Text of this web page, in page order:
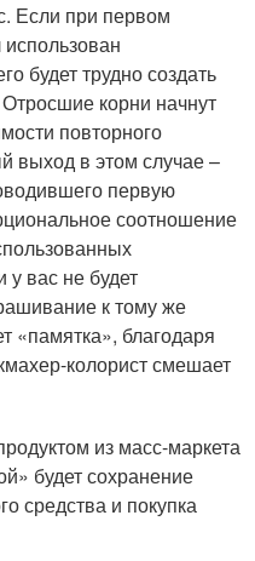
Если при первом
будет трудно создать
корни начнут
повторного
выход в этом случае –
первую
соотношение
у вас не будет
к тому же
«памятка», благодаря
колорист смешает
из масс-маркета
будет сохранение
средства и покупка